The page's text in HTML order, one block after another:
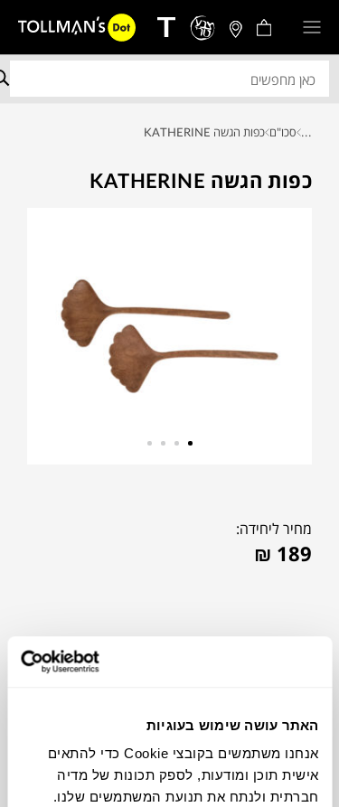
האתר עושה שימוש בעוגיות
אנחנו משתמשים בקובצי Cookie כדי להתאים
אישית תוכן ומודעות, לספק תכונות של מדיה
חברתית ולנתח את תנועת המשתמשים שלנו.
... סכו"ם כפות הגשה KATHERINE
כפות הגשה KATHERINE
מחיר ליחידה:
₪ 189
צבעים